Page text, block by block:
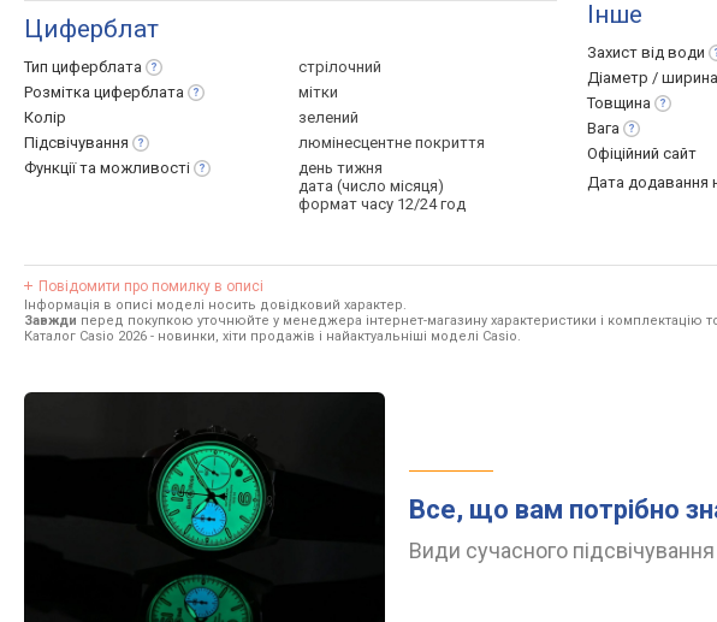
Циферблат
Тип циферблата
стрілочний
Розмітка циферблата
мітки
Колір
зелений
Підсвічування
люмінесцентне покриття
Функції та можливості
день тижня
дата (число місяця)
формат часу 12/24 год
Інше
Захист від води
Діаметр / ширина
Товщина
Вага
Офіційний сайт
Дата додавання
Повідомити про помилку в описі
Інформація в описі моделі носить довідковий характер.
Завжди перед покупкою уточнюйте у менеджера інтернет-магазину характеристики і комплектацію
Каталог Casio 2026 - новинки, хіти продажів і найактуальніші моделі Casio.
Все, що вам потрібно
Види сучасного